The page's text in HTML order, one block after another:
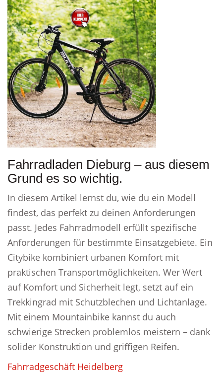
Fahrradladen Dieburg – aus diesem
Grund es so wichtig.
In diesem Artikel lernst du, wie du ein Modell
findest, das perfekt zu deinen Anforderungen
passt. Jedes Fahrradmodell erfüllt spezifische
Anforderungen für bestimmte Einsatzgebiete. Ein
Citybike kombiniert urbanen Komfort mit
praktischen Transportmöglichkeiten. Wer Wert
auf Komfort und Sicherheit legt, setzt auf ein
Trekkingrad mit Schutzblechen und Lichtanlage.
Mit einem Mountainbike kannst du auch
schwierige Strecken problemlos meistern – dank
solider Konstruktion und griffigen Reifen.
Fahrradgeschäft Heidelberg